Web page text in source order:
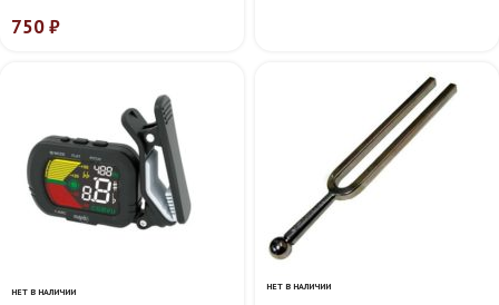
750₽
НЕТ В НАЛИЧИИ НЕТ В НАЛИЧИИ